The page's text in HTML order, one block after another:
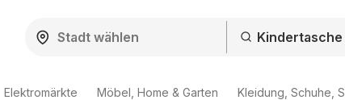
Elektromärkte Möbel, Home & Garten Kleidung, Schuhe,